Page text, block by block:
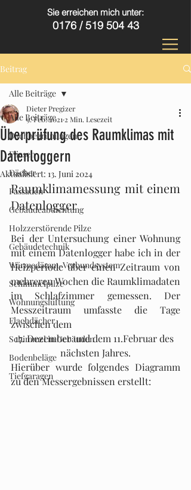
Sie erreichen mich unter:
0176 /519 504 43
Beitrag
Alle Beiträge
Dachbegrünungen
Fliesen
Dächer
Fassaden
Gebäudeabdichtung
Holzzerstörende Pilze
Gebäudetechnik
Wärmedämm-Verbundsystem
Schimmelpilze
Wohnungslüftung
Flachdächer
Schimmel in Gebäuden
Bodenbeläge
Tiefgaragen
Alle Beiträge
Überprüfung des Raumklimas mit
Datenloggern
Dieter Pregizer
9. Feb. 2021 2 Min. Lesezeit
Aktualisiert: 13. Juni 2024
Raumklimamessung mit einem
Datenlogger
Bei der Untersuchung einer Wohnung
mit einem Datenlogger habe ich in der
Heizperiode über einen Zeitraum von
mehreren Wochen die Raumklimadaten
im Schlafzimmer gemessen. Der
Messzeitraum umfasste die Tage
zwischen dem
17. Dezember und dem 11.Februar des
nächsten Jahres.
Hierüber wurde folgendes Diagramm
zu den Messergebnissen erstellt: